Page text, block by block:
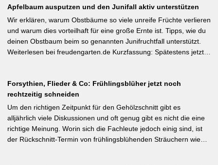
Tomatenkrankheit Braunfäule vorbeugst. Weiterlesen bei
Wurzelwerk – Gartenwissen von Profis Kurzfassung: Ein bildreich
illustrierter Praxis-Leitfaden: Das Ausgeizen beginnt direkt nach
dem Auspflanzen und sollte wöchentlich wiederholt werden.
Geiztriebe morgens entfernen, damit Wunden rasch abtrocknen.
interessant: Der Artikel diskutiert, wann bei Freilandtomaten das
Ausgeizen kontraproduktiv ist – etwa bei buschigen Sorten, die
von Seitentrieben profitieren.
Apfelbaum ausputzen und den Junifall aktiv unterstützen
Wir erklären, warum Obstbäume so viele unreife Früchte verlieren
und warum dies vorteilhaft für eine große Ernte ist. Tipps, wie du
deinen Obstbaum beim so genannten Junifruchtfall unterstützt.
Weiterlesen bei freudengarten.de Kurzfassung: Spätestens jetzt –
% der Blüten werden zu Früchten, ein rechtzeitiges Eingreifen vor
dem Junifall beugt der Alternanz (Abwechslung von
Ertragsjahren) vor. Für Äpfel und Birnen gilt: max. zwei kräftige
Früchte pro Fruchtbüschel, Abstand mindestens eine Handbreit.
Früchte in Schattenzonen vollständig entfernen.
Forsythien, Flieder & Co: Frühlingsblüher jetzt noch
rechtzeitig schneiden
Um den richtigen Zeitpunkt für den Gehölzschnitt gibt es
alljährlich viele Diskussionen und oft genug gibt es nicht die eine
richtige Meinung. Worin sich die Fachleute jedoch einig sind, ist
der Rückschnitt-Termin von frühlingsblühenden Sträuchern wie